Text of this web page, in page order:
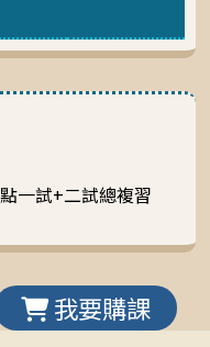
一試+二試總複習
我要購課